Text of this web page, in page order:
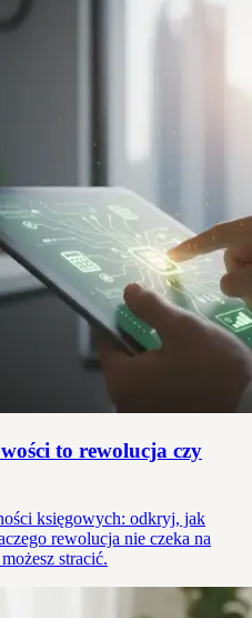
to rewolucja czy
księgowych: odkryj, jak
rewolucja nie czeka na
stracić.